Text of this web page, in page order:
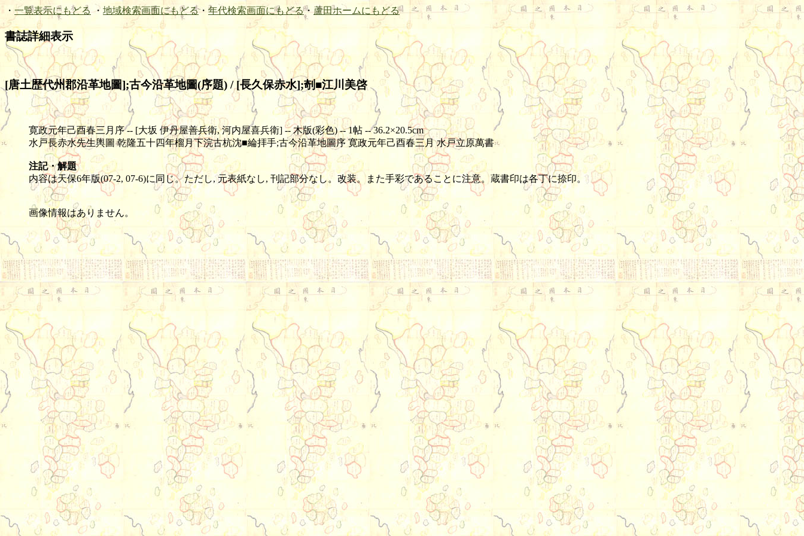
・ 一覧表示にもどる ・ 地域検索画面にもどる・ 年代検索画面にもどる・ 蘆田ホームにもどる
書誌詳細表示
[唐土歴代州郡沿革地圖];古今沿革地圖(序題) / [長久保赤水];剞■江川美啓
寛政元年己酉春三月序 -- [大坂 伊丹屋善兵衛, 河内屋喜兵衛] -- 木版(彩色) -- 1帖 -- 36.2×20.5cm
水戸長赤水先生輿圖 乾隆五十四年榴月下浣古杭沈■綸拝手;古今沿革地圖序 寛政元年己酉春三月 水戸立原萬書
注記・解題
内容は天保6年版(07-2, 07-6)に同じ。ただし, 元表紙なし, 刊記部分なし。改装。また手彩であることに注意。蔵書印は各丁に捺印。
画像情報はありません。